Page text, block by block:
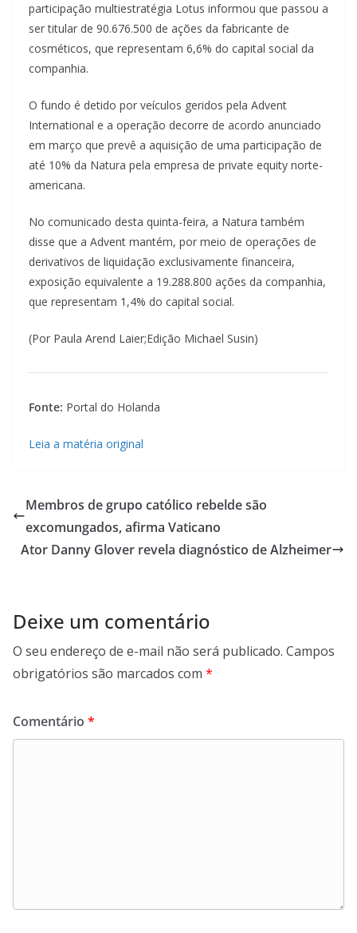
participação multiestratégia Lotus informou que passou a
ser titular de 90.676.500 de ações da fabricante de
cosméticos, que representam 6,6% do capital social da
companhia.
O fundo é detido por veículos geridos pela Advent
International e a operação decorre de acordo anunciado
em março que prevê a aquisição de uma participação de
até 10% da Natura pela empresa de private equity norte-
americana.
No comunicado desta quinta-feira, a Natura também
disse que a Advent mantém, por meio de operações de
derivativos de liquidação exclusivamente financeira,
exposição equivalente a 19.288.800 ações da companhia,
que representam 1,4% do capital social.
(Por Paula Arend Laier;Edição Michael Susin)
Fonte: Portal do Holanda
Leia a matéria original
Membros de grupo católico rebelde são
excomungados, afirma Vaticano
Ator Danny Glover revela diagnóstico de Alzheimer
Deixe um comentário
O seu endereço de e-mail não será publicado. Campos
obrigatórios são marcados com *
Comentário *